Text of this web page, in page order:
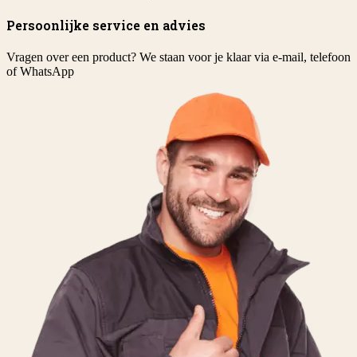
Persoonlijke service en advies
Vragen over een product? We staan voor je klaar via e-mail, telefoon
of WhatsApp